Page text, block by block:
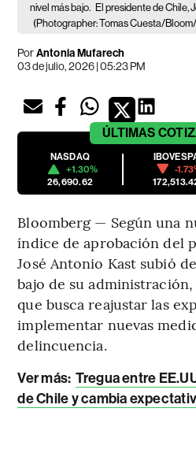
nivel más bajo. El presidente de Chile,
(Photographer: Tomas Cuesta/
PorAntonia Mufarech
03 de julio, 2026 | 05:23 PM
ÚLTIMAS
NASDAQ
+1.30%
26,690.62
-
Bloomberg — Según una
índice de aprobación del
José Antonio Kast subió
bajo de su
que busca reajustar las
implementar nuevas
delincuencia.
Ver más: Tregua entre
de Chile y cambia